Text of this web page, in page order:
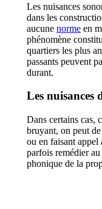
Les nuisances
dans les
aucune norme en
phénomène
quartiers les plus
passants peuvent
durant.
Les nuisances
Dans certains cas,
bruyant, on peut
ou en faisant appel
parfois remédier
phonique de la